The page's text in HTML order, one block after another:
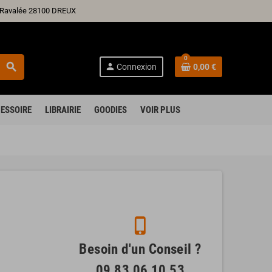
28100 DREUX
search person Connexion
0
0,00 €
LIBRAIRIE GOODIES VOIR PLUS
phone_iphone
Besoin d'un Conseil ?